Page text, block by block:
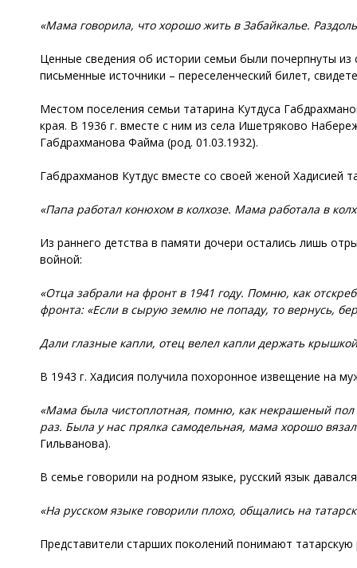
«Мама говорила, что хорошо жить в Забайкалье.
Ценные сведения об истории семьи были почерпнуты
письменные источники – переселенческий билет,
Местом поселения семьи татарина Кутдуса
края. В 1936 г. вместе с ним из села Ишетряково
Габдрахманова Файма (род. 01.03.1932).
Габдрахманов Кутдус вместе со своей женой Хадисией
«Папа работал конюхом в колхозе. Мама работала в
Из раннего детства в памяти дочери остались лишь
войной:
«Отца забрали на фронт в 1941 году. Помню, как
фронта: «Если в сырую землю не попаду, то вернусь,
Дали глазные капли, отец велел капли держать
В 1943 г. Хадисия получила похоронное извещение на
«Мама была чистоплотная, помню, как некрашеный пол
раз. Была у нас прялка самодельная, мама хорошо
Гильванова).
В семье говорили на родном языке, русский язык
«На русском языке говорили плохо, общались на
Представители старших поколений понимают